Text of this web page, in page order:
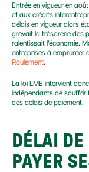
Entrée en vigueur en
et aux crédits
délais en vigueur alors
grevait la trésorerie des
ralentissait l’économie.
entreprises à emprunter
Roulement.
La loi LME intervient
indépendants de
des délais de paiement.
DÉLAI
PAYER